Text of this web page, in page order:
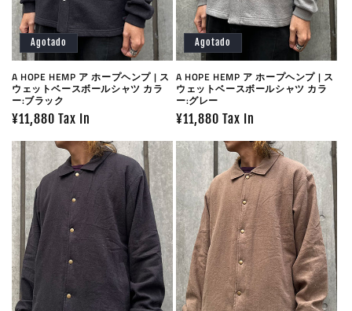
Agotado
A HOPE HEMP ア ホープヘンプ | ス
ウェットベースボールシャツ カラ
ー:ブラック
Precio
¥11,880 Tax In
Agotado
A HOPE HEMP ア ホープヘンプ | ス
ウェットベースボールシャツ カラ
ー:グレー
Precio
¥11,880 Tax In